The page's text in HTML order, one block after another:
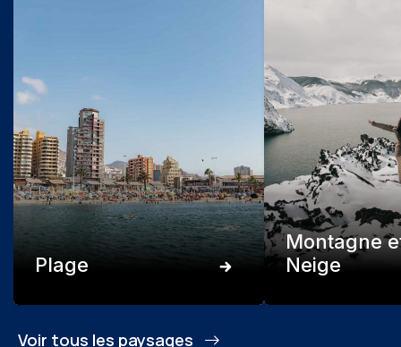
Plage
Montagne
Neige
Voir tous les paysages